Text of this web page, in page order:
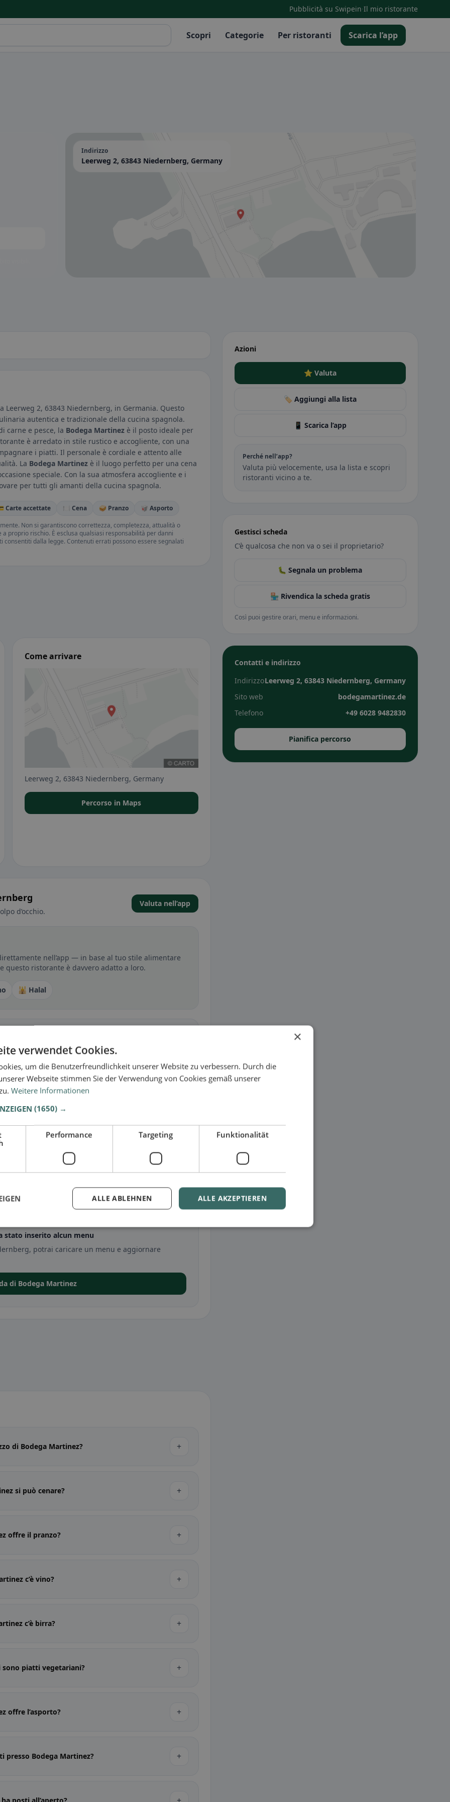
Pubblicità su Swipein·Il mio ristorante
Scopri Categorie Per ristoranti Scarica l’app
Indirizzo
Leerweg 2, 63843 Niedernberg, Germany
Leerweg 2, 63843 Niedernberg, in Germania. Questo
autentica e tradizionale della cucina spagnola.
carne e pesce, la Bodega Martinez è il posto ideale per
è arredato in stile rustico e accogliente, con una
i piatti. Il personale è cordiale e attento alle
La Bodega Martinez è il luogo perfetto per una cena
speciale. Con la sua atmosfera accogliente e i
per tutti gli amanti della cucina spagnola.
Carte accettate 🍽️ Cena 🥪 Pranzo
🥡 Asporto
Non si garantiscono correttezza, completezza, attualità o
proprio rischio. È esclusa qualsiasi responsabilità per danni
dalla legge. Contenuti errati possono essere segnalati
Come arrivare
Leerweg 2, 63843 Niedernberg, Germany
Percorso in Maps
d’occhio.
Valuta nell’app
nell’app — in base al tuo stile alimentare
questo ristorante è davvero adatto a loro.
🕌 Halal
per senza glutine, vegano, vegetariano o halal.
stato inserito alcun menu
potrai caricare un menu e aggiornare
di Bodega Martinez
di Bodega Martinez? +
si può cenare? +
offre il pranzo? +
c’è vino? +
c’è birra? +
sono piatti vegetariani? +
offre l’asporto? +
presso Bodega Martinez? +
Azioni
⭐ Valuta
🏷️ Aggiungi alla lista
📱 Scarica l’app
Perché nell’app?
Valuta più velocemente, usa la lista e scopri
ristoranti vicino a te.
Gestisci scheda
C’è qualcosa che non va o sei il proprietario?
🐛 Segnala un problema
🏪 Rivendica la scheda gratis
Così puoi gestire orari, menu e informazioni.
Contatti e indirizzo
IndirizzoLeerweg 2, 63843 Niedernberg, Germany
Sito web
bodegamartinez.de
Telefono
+49 6028 9482830
Pianifica percorso
×
verwendet Cookies.
um die Benutzerfreundlichkeit unserer Website zu verbessern. Durch die
Webseite stimmen Sie der Verwendung von Cookies gemäß unserer
Weitere Informationen
(1650) →
Performance Targeting Funktionalität
ALLE AKZEPTIEREN
ALLE ABLEHNEN